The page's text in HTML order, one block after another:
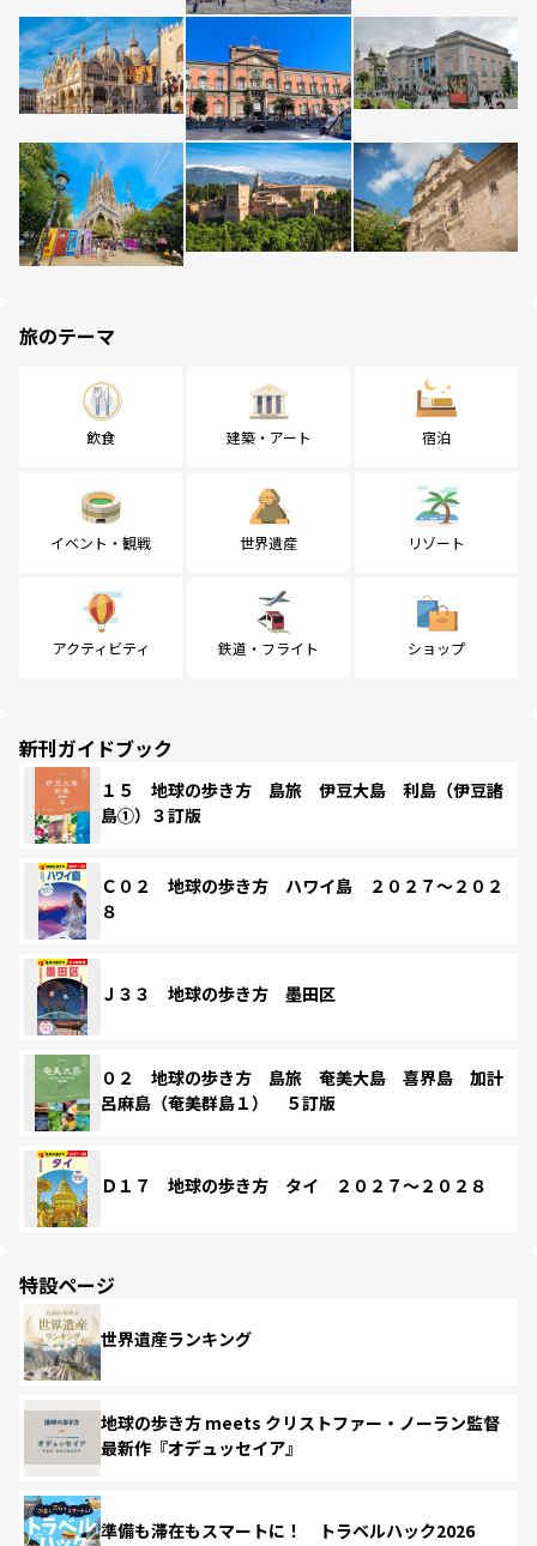
旅のテーマ
飲食 建築・アート 宿泊
イベント・観戦 世界遺産 リゾート
アクティビティ 鉄道・フライト ショップ
新刊ガイドブック
１５ 地球の歩き方 島旅 伊豆大島 利島（伊豆諸
島①）３訂版
Ｃ０２ 地球の歩き方 ハワイ島 ２０２７～２０２
８
Ｊ３３ 地球の歩き方 墨田区
０２ 地球の歩き方 島旅 奄美大島 喜界島 加計
呂麻島（奄美群島１） ５訂版
Ｄ１７ 地球の歩き方 タイ ２０２７～２０２８
特設ページ
世界遺産ランキング
地球の歩き方 meets クリストファー・ノーラン監督
最新作『オデュッセイア』
準備も滞在もスマートに！ トラベルハック2026